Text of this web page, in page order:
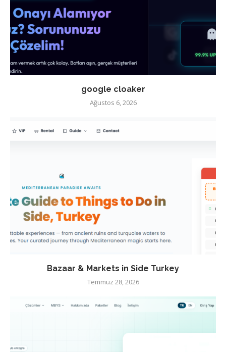
google cloaker
Ağustos 6, 2026
Bazaar & Markets in Side Turkey
Temmuz 28, 2026